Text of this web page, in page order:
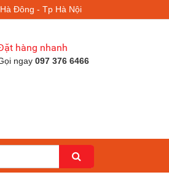
Đông - Tp Hà Nội
hàng nhanh
ngay 097 376 6466